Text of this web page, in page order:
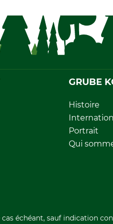
GRUBE
Histoire
Portrait
Qui
échéant, sauf indication